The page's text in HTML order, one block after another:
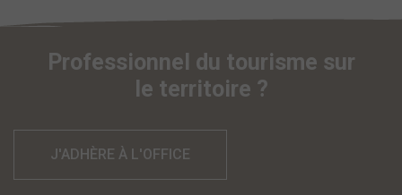
Professionnel du tourisme sur
le territoire ?
J'ADHÈRE À L'OFFICE